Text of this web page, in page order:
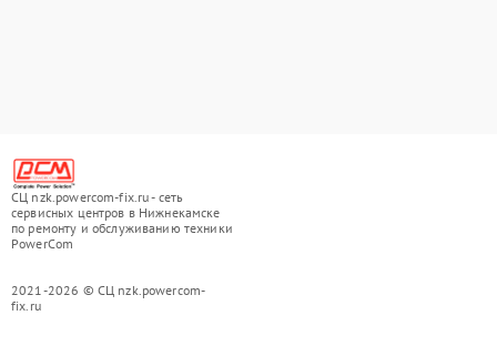
СЦ nzk.powercom-fix.ru - сеть
сервисных центров в Нижнекамске
по ремонту и обслуживанию техники
PowerCom
2021-2026 © СЦ nzk.powercom-
fix.ru